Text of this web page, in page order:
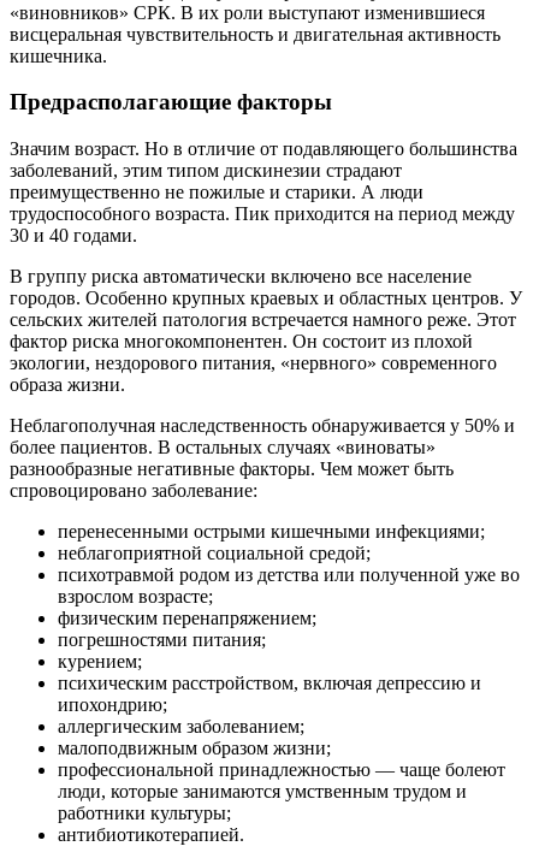
«виновников» СРК. В их роли выступают изменившиеся
висцеральная чувствительность и двигательная активность
кишечника.
Предрасполагающие факторы
Значим возраст. Но в отличие от подавляющего большинства
заболеваний, этим типом дискинезии страдают
преимущественно не пожилые и старики. А люди
трудоспособного возраста. Пик приходится на период между
30 и 40 годами.
В группу риска автоматически включено все население
городов. Особенно крупных краевых и областных центров. У
сельских жителей патология встречается намного реже. Этот
фактор риска многокомпонентен. Он состоит из плохой
экологии, нездорового питания, «нервного» современного
образа жизни.
Неблагополучная наследственность обнаруживается у 50% и
более пациентов. В остальных случаях «виноваты»
разнообразные негативные факторы. Чем может быть
спровоцировано заболевание:
перенесенными острыми кишечными инфекциями;
неблагоприятной социальной средой;
психотравмой родом из детства или полученной уже во
взрослом возрасте;
физическим перенапряжением;
погрешностями питания;
курением;
психическим расстройством, включая депрессию и
ипохондрию;
аллергическим заболеванием;
малоподвижным образом жизни;
профессиональной принадлежностью — чаще болеют
люди, которые занимаются умственным трудом и
работники культуры;
антибиотикотерапией.